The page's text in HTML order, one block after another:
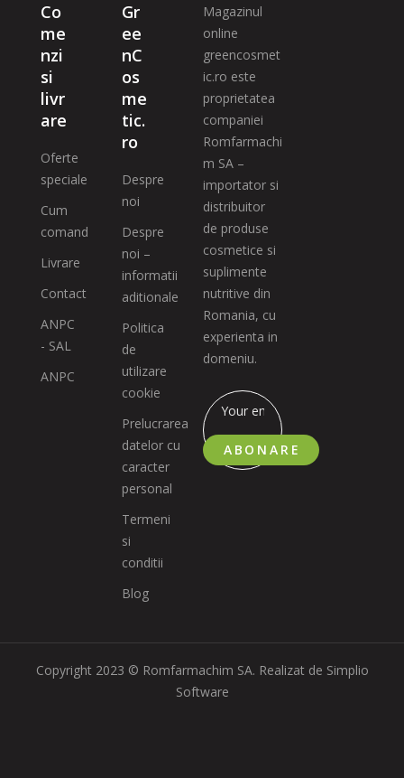
Co
me
nzi
si
livr
are
Oferte
speciale
Cum
comand
Livrare
Contact
ANPC
- SAL
ANPC
Gr
ee
nC
os
me
tic.
ro
Despre
noi
Despre
noi –
informatii
aditionale
Politica
de
utilizare
cookie
Prelucrarea
datelor cu
caracter
personal
Termeni
si
conditii
Blog
Magazinul
online
greencosmet
ic.ro este
proprietatea
companiei
Romfarmachi
m SA –
importator si
distribuitor
de produse
cosmetice si
suplimente
nutritive din
Romania, cu
experienta in
domeniu.
ABONARE
Copyright 2023 © Romfarmachim SA. Realizat de Simplio
Software